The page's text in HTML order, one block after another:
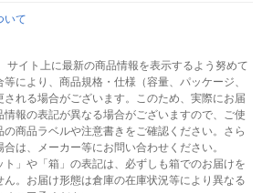
いて
サイト上に最新の商品情報を表示するよう努めて
により、商品規格・仕様（容量、パッケージ、
れる場合がございます。このため、実際にお届
報の表記が異なる場合がございますので、ご使
商品ラベルや注意書きをご確認ください。さら
は、メーカー等にお問い合わせください。
ト」や「箱」の表記は、必ずしも箱でのお届けを
。お届け形態は倉庫の在庫状況等により異なる